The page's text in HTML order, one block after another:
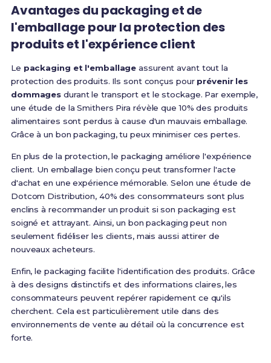
Avantages du packaging et de
l'emballage pour la protection des
produits et l'expérience client
Le packaging et l'emballage assurent avant tout la
protection des produits. Ils sont conçus pour prévenir les
dommages durant le transport et le stockage. Par exemple,
une étude de la Smithers Pira révèle que 10% des produits
alimentaires sont perdus à cause d'un mauvais emballage.
Grâce à un bon packaging, tu peux minimiser ces pertes.
En plus de la protection, le packaging améliore l'expérience
client. Un emballage bien conçu peut transformer l'acte
d'achat en une expérience mémorable. Selon une étude de
Dotcom Distribution, 40% des consommateurs sont plus
enclins à recommander un produit si son packaging est
soigné et attrayant. Ainsi, un bon packaging peut non
seulement fidéliser les clients, mais aussi attirer de
nouveaux acheteurs.
Enfin, le packaging facilite l'identification des produits. Grâce
à des designs distinctifs et des informations claires, les
consommateurs peuvent repérer rapidement ce qu'ils
cherchent. Cela est particulièrement utile dans des
environnements de vente au détail où la concurrence est
forte.